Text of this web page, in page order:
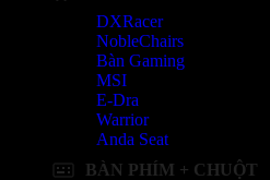
DXRacer
NobleChairs
Bàn Gaming
MSI
E-Dra
Warrior
Anda Seat
BÀN PHÍM + CHUỘT